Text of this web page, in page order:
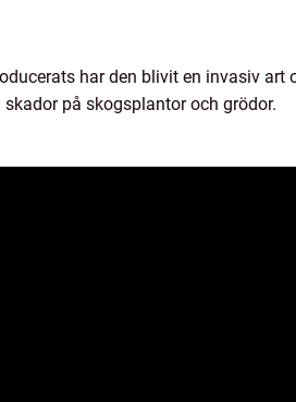
har den blivit en invasiv
på skogsplantor och grödor.